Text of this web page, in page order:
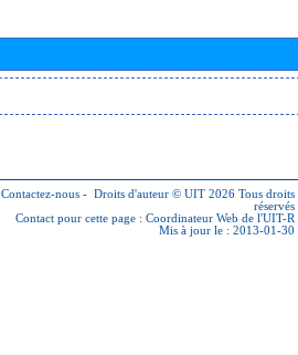
Contactez-nous - Droits d'auteur © UIT 2026 Tous droits
réservés
Contact pour cette page : Coordinateur Web de l'UIT-R
Mis à jour le : 2013-01-30